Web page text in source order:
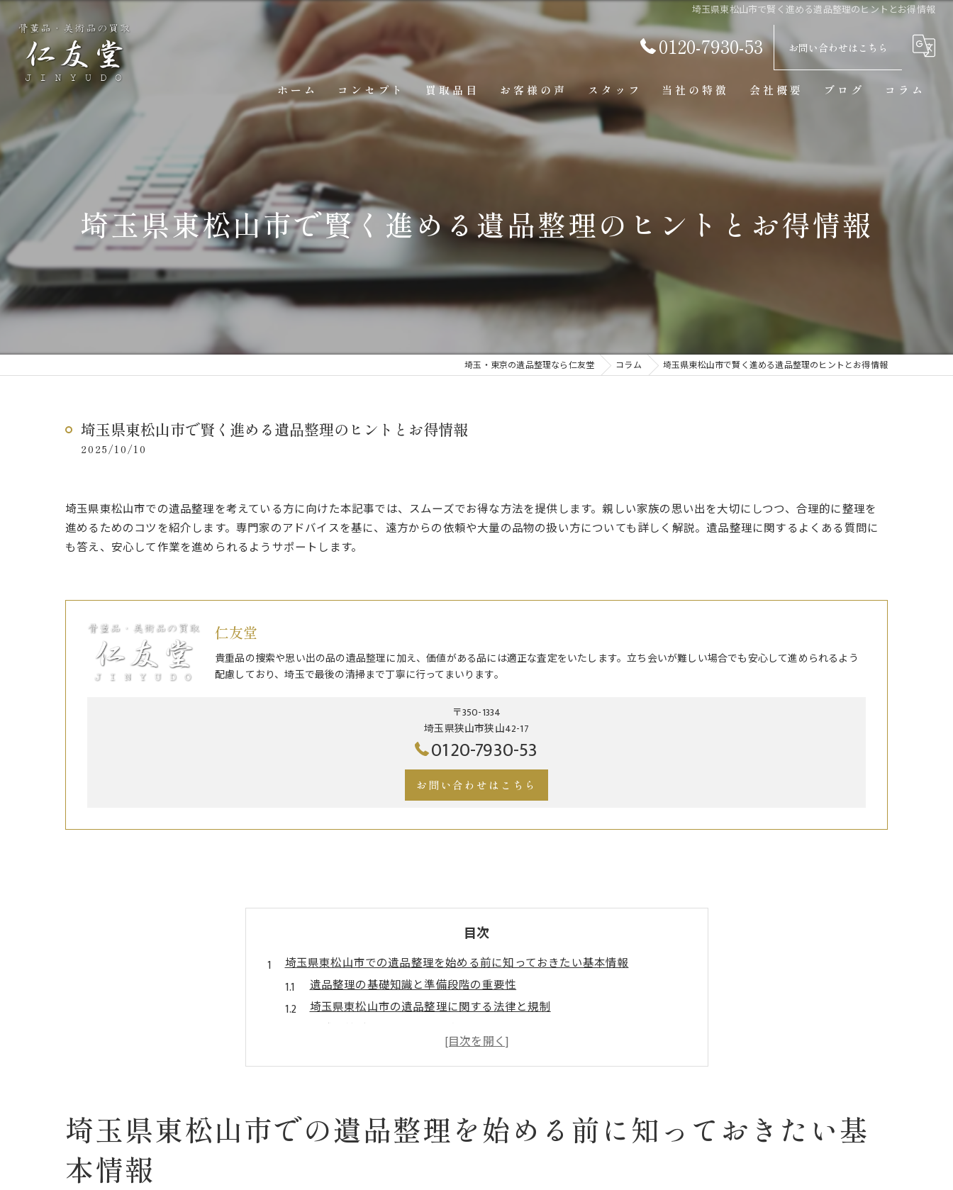
埼玉県東松山市で賢く進める遺品整理のヒントとお得情報
0120-7930-53 お問い合わせはこちら
ホーム コンセプト 買取品目 お客様の声 スタッフ 当社の特徴
買取
見積り
美術品
東京の遺品整理
会社概要 ブログ コラム
埼玉県東松山市で賢く進める遺品整理のヒントとお得情報
埼玉・東京の遺品整理なら仁友堂 コラム 埼玉県東松山市で賢く進める遺品整理のヒントとお得情報
埼玉県東松山市で賢く進める遺品整理のヒントとお得情報
2025/10/10
埼玉県東松山市での遺品整理を考えている方に向けた本記事では、スムーズでお得な方法を提供します。親しい家族の思い出を大切にしつつ、合理的に整理を
進めるためのコツを紹介します。専門家のアドバイスを基に、遠方からの依頼や大量の品物の扱い方についても詳しく解説。遺品整理に関するよくある質問に
も答え、安心して作業を進められるようサポートします。
仁友堂
貴重品の捜索や思い出の品の遺品整理に加え、価値がある品には適正な査定をいたします。立ち会いが難しい場合でも安心して進められるよう
配慮しており、埼玉で最後の清掃まで丁寧に行ってまいります。
〒350-1334
埼玉県狭山市狭山42-17
0120-7930-53
お問い合わせはこちら
目次
埼玉県東松山市での遺品整理を始める前に知っておきたい基本情報
遺品整理の基礎知識と準備段階の重要性
埼玉県東松山市の遺品整理に関する法律と規制
地域密着型サービスの利用方法
不用品の処分方法とリサイクルの進め方
遺品整理のスケジュール管理のポイント
思い出を大切にしつつ効率的に進める埼玉県東松山市での遺品整理のステップ
思い出の品を分類し、保管するための方法
埼玉県東松山市での遺品整理を始める前に知っておきたい基
本情報